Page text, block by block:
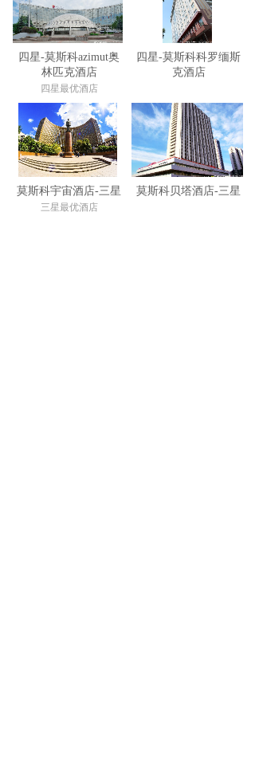
四星-莫斯科azimut奥
林匹克酒店
四星最优酒店
四星-莫斯科科罗缅斯
克酒店
莫斯科宇宙酒店-三星
三星最优酒店
莫斯科贝塔酒店-三星